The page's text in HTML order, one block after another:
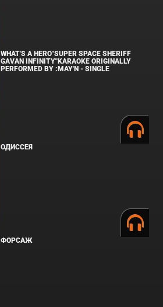
WHAT'S A HERO"SUPER SPACE SHERIFF
GAVAN INFINITY"KARAOKE ORIGINALLY
PERFORMED BY :MAY'N - SINGLE
ОДИССЕЯ
ФОРСАЖ